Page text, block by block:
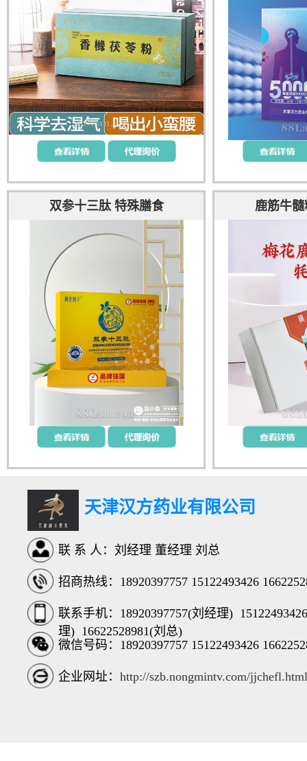
双参十三肽 特殊膳食 鹿筋牛
天津汉方药业有限公司
联 系 人：刘经理 董经理 刘总
招商热线：18920397757 15122493426
联系手机： 18920397757(刘经理)
理) 16622528981(刘总)
微信号码：18920397757 15122493426
企业网址： http://szb.nongmintv.com/jjchefl.html